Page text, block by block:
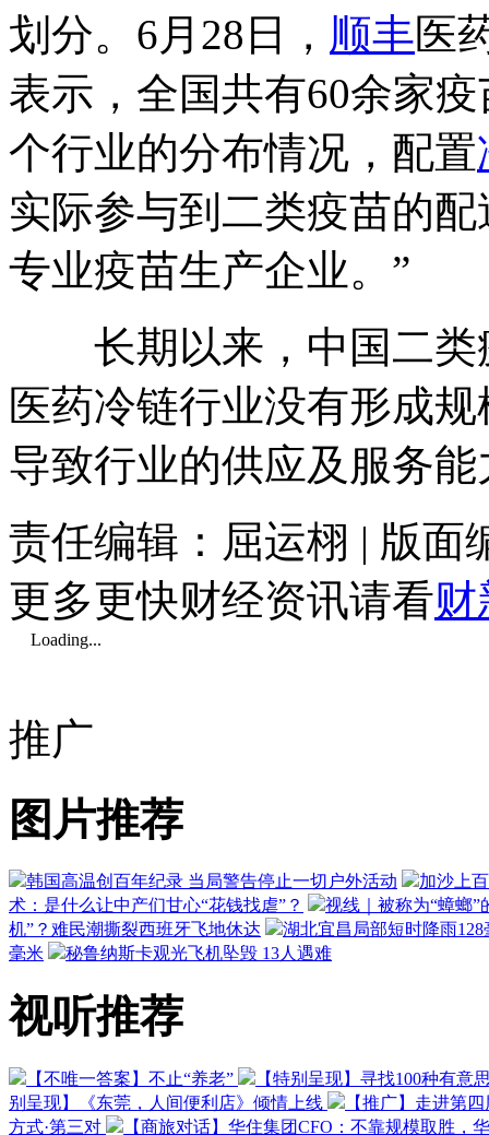
划分。6月28日， 顺丰医
表示，全国共有60余家
个行业的分布情况，配置
实际参与到二类疫苗的
专业疫苗生产企业。”
长期以来，中国二类
医药冷链行业没有形成
导致行业的供应及服务
责任编辑：屈运栩 | 版面
更多更快财经资讯请看财
Loading...
推广
图片推荐
韩国高温创百年纪录 当局警告停止一切户外活动
加沙上
术：是什么让中产们甘心“花钱找虐”？
视线｜被称为“蟑螂
机”？难民潮撕裂西班牙飞地休达
湖北宜昌局部短时降雨
毫米
秘鲁纳斯卡观光飞机坠毁 13人遇难
视听推荐
【不唯一答案】不止“养老”
【特别呈现】寻找100种有意
别呈现】《东莞，人间便利店》倾情上线
【推广】走进第
方式·第三对
【商旅对话】华住集团CFO：不靠规模取胜，